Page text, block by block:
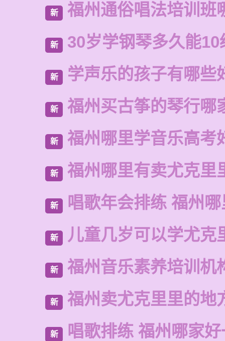
新 福州通俗唱法培训班
新 30岁学钢琴多久能10
新 学声乐的孩子有哪些
新 福州买古筝的琴行哪
新 福州哪里学音乐高考
新 福州哪里有卖尤克里
新 唱歌年会排练 福州
新 儿童几岁可以学尤克
新 福州音乐素养培训机
新 福州卖尤克里里的地
新 唱歌排练 福州哪家